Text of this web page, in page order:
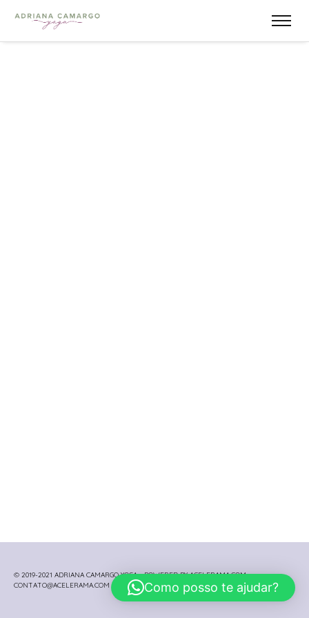
© 2019-2021 ADRIANA CAMARGO YOGA - POWERED BY ACELERAMA.COM -
CONTATO@ACELERAMA.COM
Como posso te ajudar?